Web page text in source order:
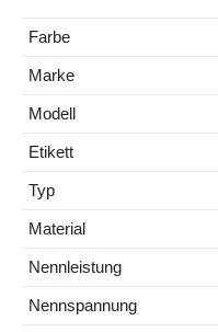
Farbe
Marke
Modell
Etikett
Typ
Material
Nennleistung
Nennspannung